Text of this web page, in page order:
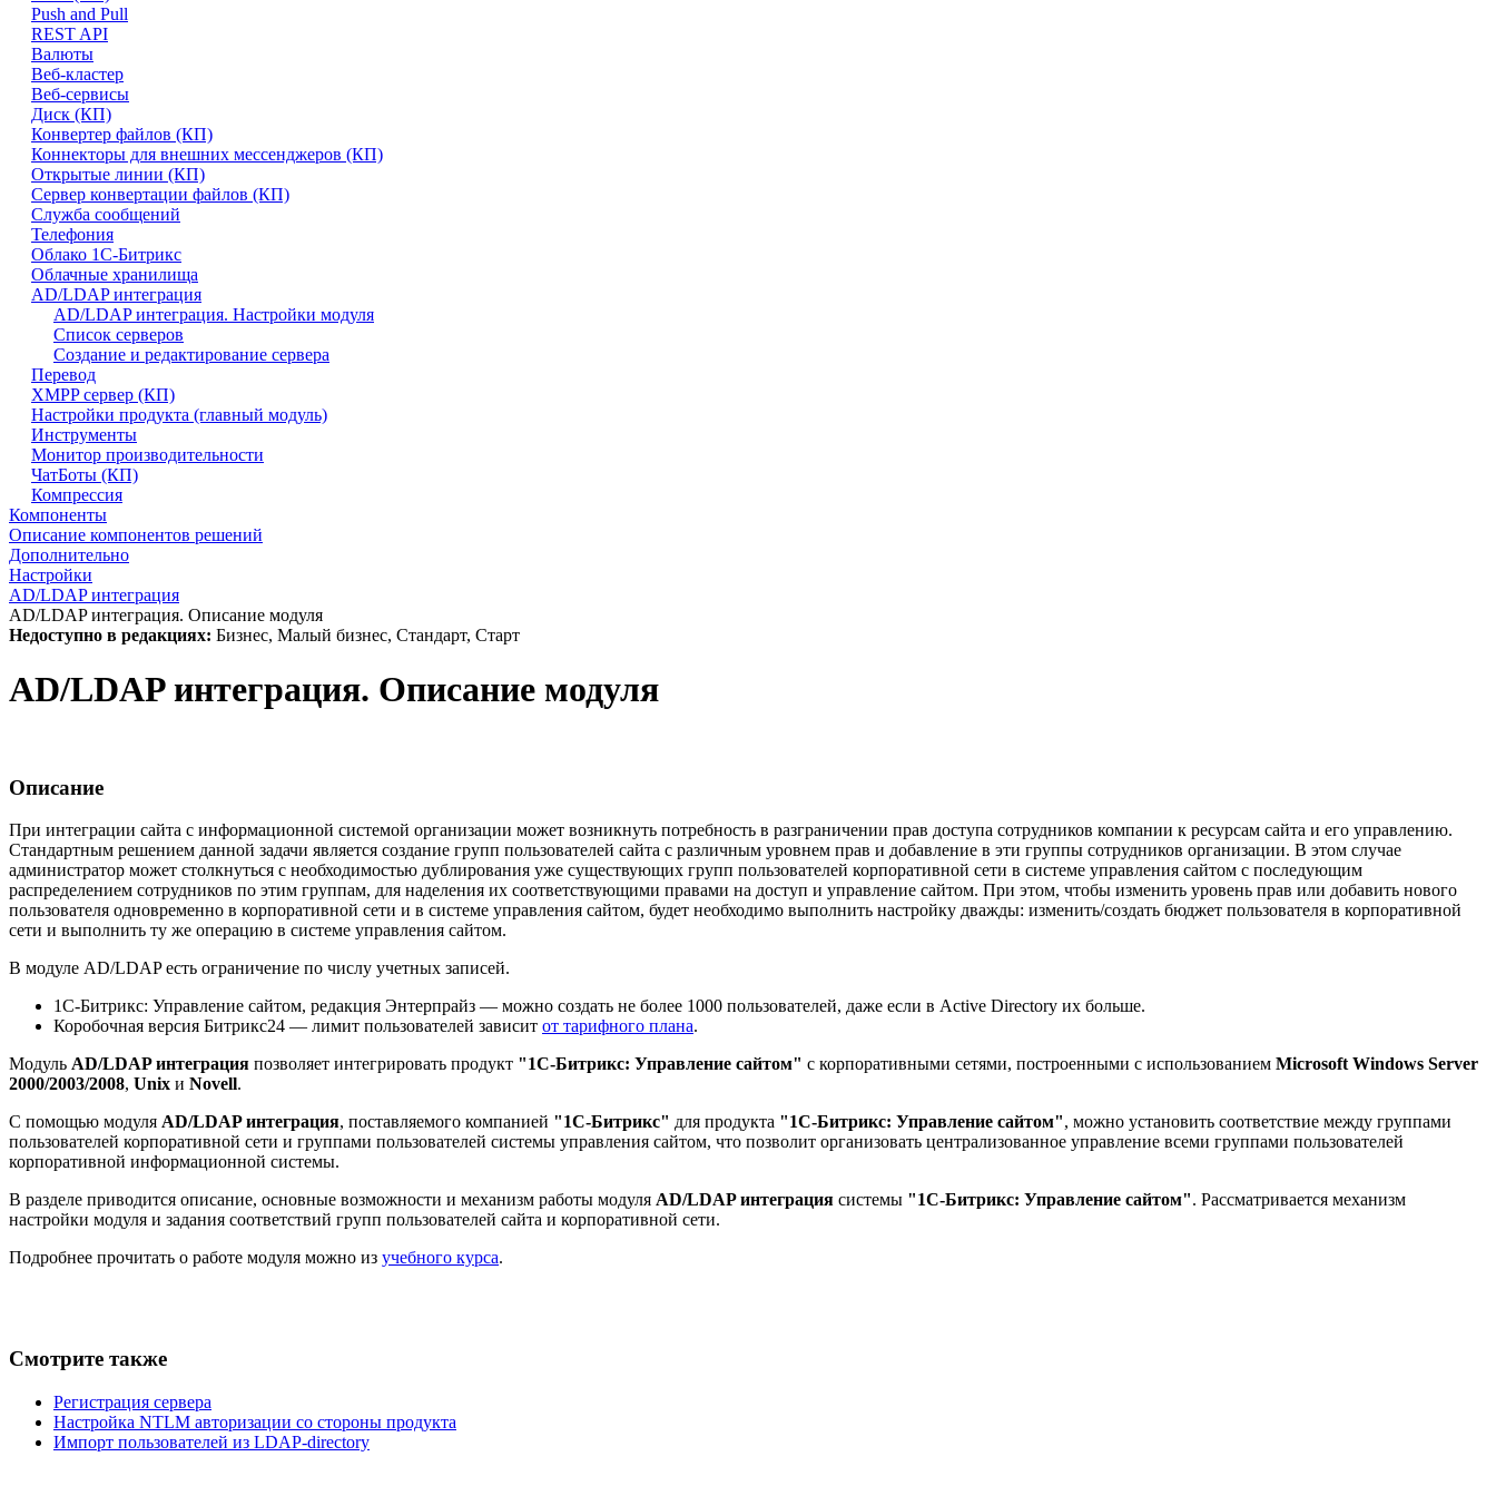
Push and Pull
REST API
Валюты
Веб-кластер
Веб-сервисы
Диск (КП)
Конвертер файлов (КП)
Коннекторы для внешних мессенджеров (КП)
Открытые линии (КП)
Сервер конвертации файлов (КП)
Служба сообщений
Телефония
Облако 1С-Битрикс
Облачные хранилища
AD/LDAP интеграция
AD/LDAP интеграция. Настройки модуля
Список серверов
Создание и редактирование сервера
Перевод
XMPP сервер (КП)
Настройки продукта (главный модуль)
Инструменты
Монитор производительности
ЧатБоты (КП)
Компрессия
Компоненты
Описание компонентов решений
Дополнительно
Настройки
AD/LDAP интеграция
AD/LDAP интеграция. Описание модуля
Недоступно в редакциях: Бизнес, Малый бизнес, Стандарт, Старт
AD/LDAP интеграция. Описание модуля
Описание
При интеграции сайта с информационной системой организации может возникнуть потребность в разграничении прав доступа сотрудников компании к ресурсам сайта и его управлению.
Стандартным решением данной задачи является создание групп пользователей сайта с различным уровнем прав и добавление в эти группы сотрудников организации. В этом случае
администратор может столкнуться с необходимостью дублирования уже существующих групп пользователей корпоративной сети в системе управления сайтом с последующим
распределением сотрудников по этим группам, для наделения их соответствующими правами на доступ и управление сайтом. При этом, чтобы изменить уровень прав или добавить нового
пользователя одновременно в корпоративной сети и в системе управления сайтом, будет необходимо выполнить настройку дважды: изменить/создать бюджет пользователя в корпоративной
сети и выполнить ту же операцию в системе управления сайтом.
В модуле AD/LDAP есть ограничение по числу учетных записей.
1С-Битрикс: Управление сайтом, редакция Энтерпрайз — можно создать не более 1000 пользователей, даже если в Active Directory их больше.
Коробочная версия Битрикс24 — лимит пользователей зависит от тарифного плана.
Модуль AD/LDAP интеграция позволяет интегрировать продукт "1С-Битрикс: Управление сайтом" с корпоративными сетями, построенными с использованием Microsoft Windows Server
2000/2003/2008, Unix и Novell.
С помощью модуля AD/LDAP интеграция, поставляемого компанией "1C-Битрикс" для продукта "1С-Битрикс: Управление сайтом", можно установить соответствие между группами
пользователей корпоративной сети и группами пользователей системы управления сайтом, что позволит организовать централизованное управление всеми группами пользователей
корпоративной информационной системы.
В разделе приводится описание, основные возможности и механизм работы модуля AD/LDAP интеграция системы "1С-Битрикс: Управление сайтом". Рассматривается механизм
настройки модуля и задания соответствий групп пользователей сайта и корпоративной сети.
Подробнее прочитать о работе модуля можно из учебного курса.
Смотрите также
Регистрация сервера
Настройка NTLM авторизации со стороны продукта
Импорт пользователей из LDAP-directory